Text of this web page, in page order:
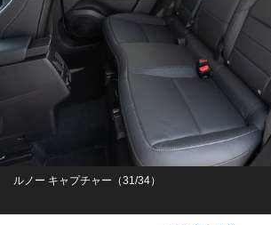
ルノー キャプチャー（31/34）